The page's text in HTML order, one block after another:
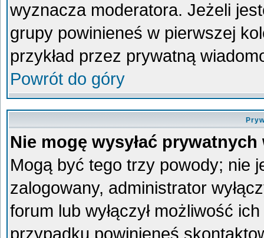
wyznacza moderatora. Jeżeli
grupy powinieneś w pierwszej
przykład przez prywatną
Powrót do góry
Nie mogę wysyłać
Mogą być tego trzy powody; nie
zalogowany, administrator
forum lub wyłączył możliwość
przypadku powinieneś